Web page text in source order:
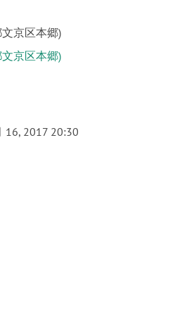
文京区本郷)
文京区本郷)
16, 2017 20:30